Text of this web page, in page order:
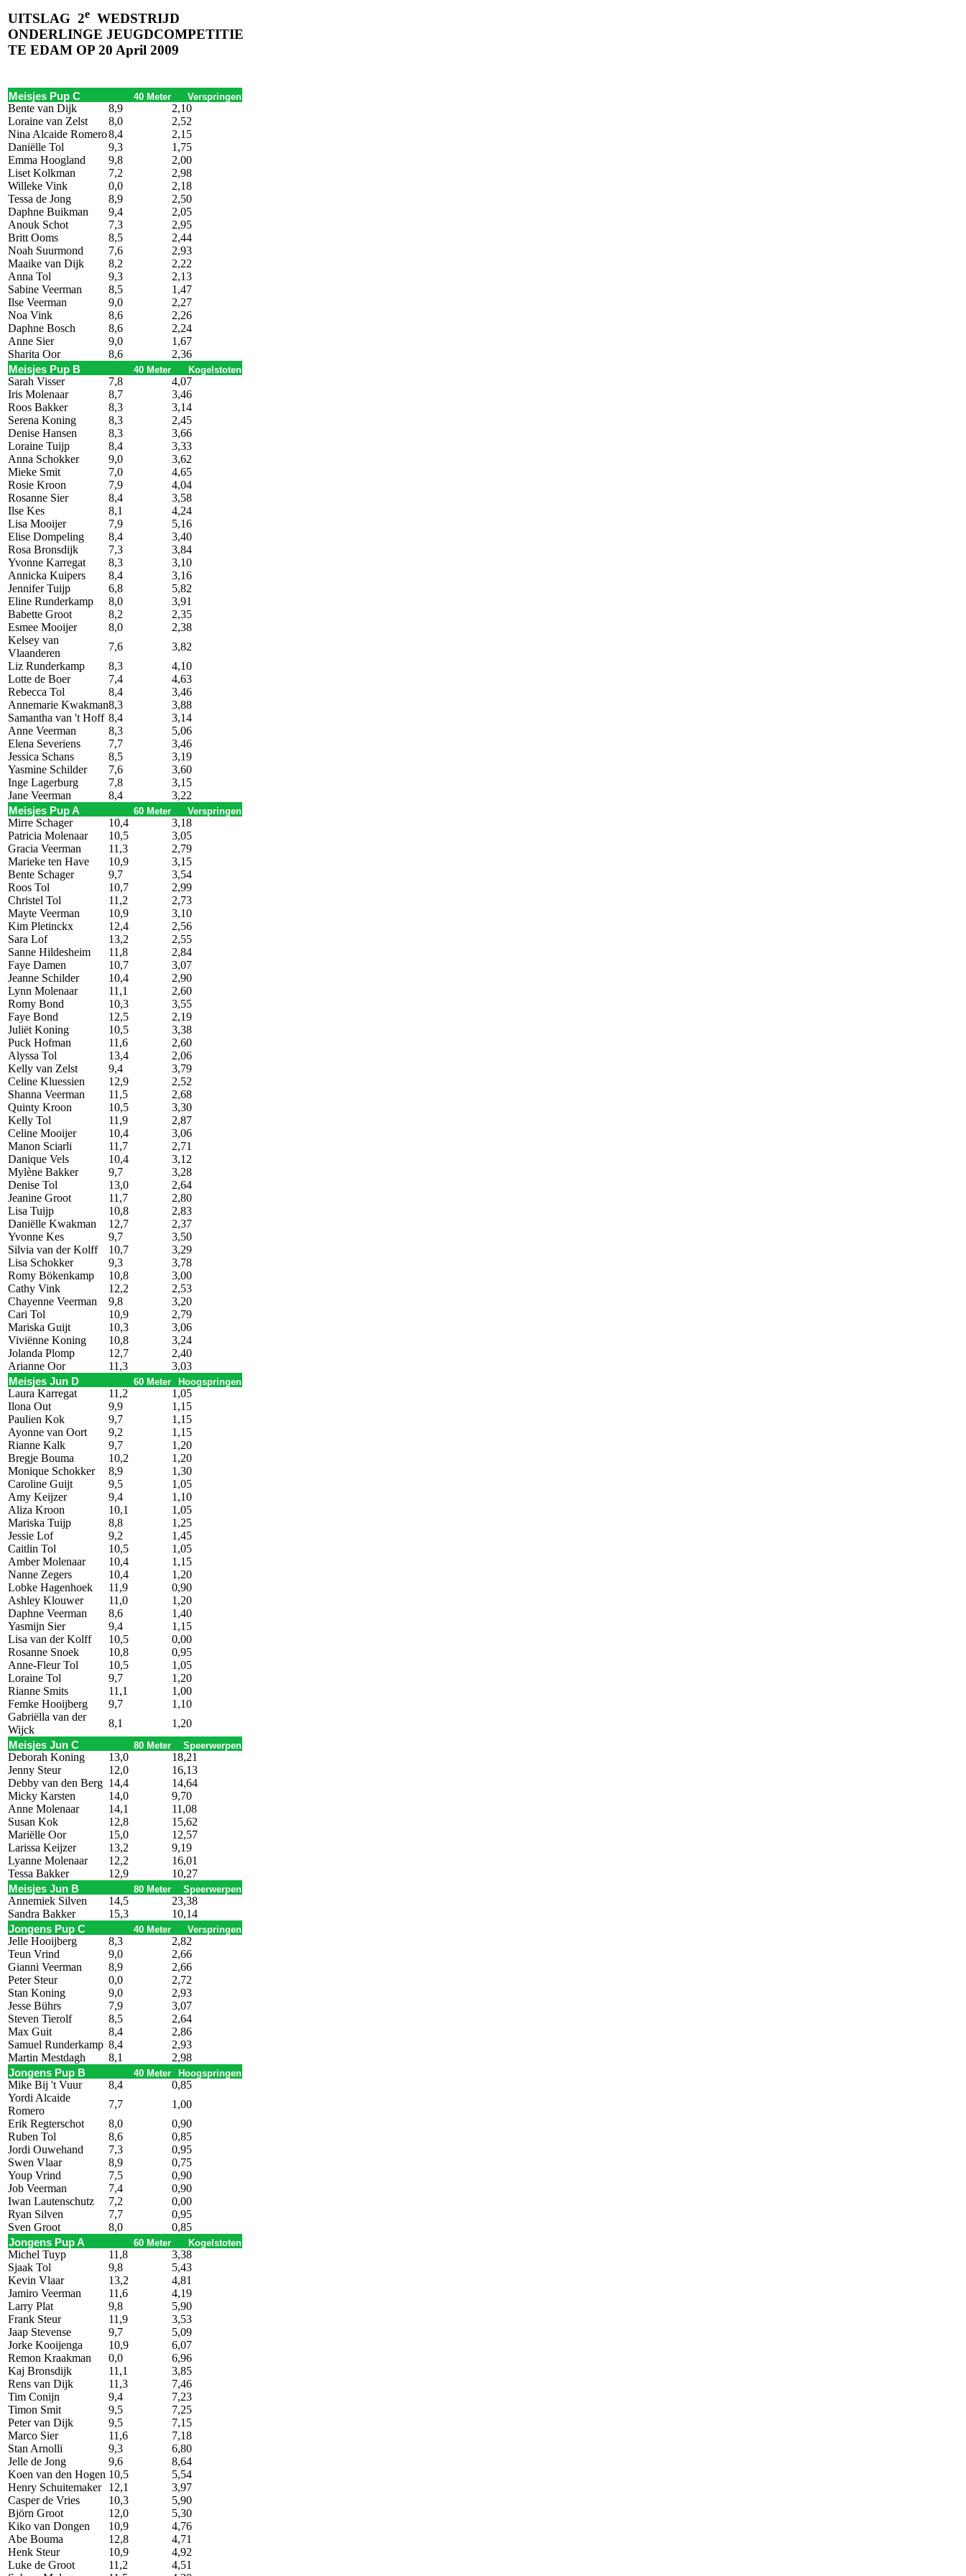
UITSLAG 2e WEDSTRIJD
ONDERLINGE JEUGDCOMPETITIE
TE EDAM OP 20 April 2009
Meisjes Pup C 40 Meter Verspringen
Bente van Dijk 8,9
2,10
Loraine van Zelst
8,0
2,52
Nina Alcaide Romero8,4
2,15
Daniëlle Tol
9,3
1,75
Emma Hoogland
9,8
2,00
Liset Kolkman
7,2
2,98
Willeke Vink
0,0
2,18
Tessa de Jong
8,9
2,50
Daphne Buikman
9,4
2,05
Anouk Schot
7,3
2,95
Britt Ooms
8,5
2,44
Noah Suurmond
7,6
2,93
Maaike van Dijk
8,2
2,22
Anna Tol
9,3
2,13
Sabine Veerman
8,5
1,47
Ilse Veerman
9,0
2,27
Noa Vink
8,6
2,26
Daphne Bosch
8,6
2,24
Anne Sier
9,0
1,67
Sharita Oor
8,6 2,36
Meisjes Pup B 40 Meter Kogelstoten
Sarah Visser 7,8
4,07
Iris Molenaar
8,7
3,46
Roos Bakker
8,3
3,14
Serena Koning
8,3
2,45
Denise Hansen
8,3
3,66
Loraine Tuijp
8,4
3,33
Anna Schokker
9,0
3,62
Mieke Smit
7,0
4,65
Rosie Kroon
7,9
4,04
Rosanne Sier
8,4
3,58
Ilse Kes
8,1
4,24
Lisa Mooijer
7,9
5,16
Elise Dompeling
8,4
3,40
Rosa Bronsdijk
7,3
3,84
Yvonne Karregat
8,3
3,10
Annicka Kuipers
8,4
3,16
Jennifer Tuijp
6,8
5,82
Eline Runderkamp
8,0
3,91
Babette Groot
8,2
2,35
Esmee Mooijer
8,0
2,38
Kelsey van
Vlaanderen
7,6
3,82
Liz Runderkamp
8,3
4,10
Lotte de Boer
7,4
4,63
Rebecca Tol
8,4
3,46
Annemarie Kwakman8,3
3,88
Samantha van 't Hoff 8,4
3,14
Anne Veerman
8,3
5,06
Elena Severiens
7,7
3,46
Jessica Schans
8,5
3,19
Yasmine Schilder
7,6
3,60
Inge Lagerburg
7,8
3,15
Jane Veerman
8,4 3,22
Meisjes Pup A 60 Meter Verspringen
Mirre Schager 10,4
3,18
Patricia Molenaar
10,5
3,05
Gracia Veerman
11,3
2,79
Marieke ten Have
10,9
3,15
Bente Schager
9,7
3,54
Roos Tol
10,7
2,99
Christel Tol
11,2
2,73
Mayte Veerman
10,9
3,10
Kim Pletinckx
12,4
2,56
Sara Lof
13,2
2,55
Sanne Hildesheim
11,8
2,84
Faye Damen
10,7
3,07
Jeanne Schilder
10,4
2,90
Lynn Molenaar
11,1
2,60
Romy Bond
10,3
3,55
Faye Bond
12,5
2,19
Juliët Koning
10,5
3,38
Puck Hofman
11,6
2,60
Alyssa Tol
13,4
2,06
Kelly van Zelst
9,4
3,79
Celine Kluessien
12,9
2,52
Shanna Veerman
11,5
2,68
Quinty Kroon
10,5
3,30
Kelly Tol
11,9
2,87
Celine Mooijer
10,4
3,06
Manon Sciarli
11,7
2,71
Danique Vels
10,4
3,12
Mylène Bakker
9,7
3,28
Denise Tol
13,0
2,64
Jeanine Groot
11,7
2,80
Lisa Tuijp
10,8
2,83
Daniëlle Kwakman
12,7
2,37
Yvonne Kes
9,7
3,50
Silvia van der Kolff
10,7
3,29
Lisa Schokker
9,3
3,78
Romy Bökenkamp
10,8
3,00
Cathy Vink
12,2
2,53
Chayenne Veerman
9,8
3,20
Cari Tol
10,9
2,79
Mariska Guijt
10,3
3,06
Viviënne Koning
10,8
3,24
Jolanda Plomp
12,7
2,40
Arianne Oor
11,3 3,03
Meisjes Jun D 60 Meter Hoogspringen
Laura Karregat 11,2
1,05
Ilona Out
9,9
1,15
Paulien Kok
9,7
1,15
Ayonne van Oort
9,2
1,15
Rianne Kalk
9,7
1,20
Bregje Bouma
10,2
1,20
Monique Schokker
8,9
1,30
Caroline Guijt
9,5
1,05
Amy Keijzer
9,4
1,10
Aliza Kroon
10,1
1,05
Mariska Tuijp
8,8
1,25
Jessie Lof
9,2
1,45
Caitlin Tol
10,5
1,05
Amber Molenaar
10,4
1,15
Nanne Zegers
10,4
1,20
Lobke Hagenhoek
11,9
0,90
Ashley Klouwer
11,0
1,20
Daphne Veerman
8,6
1,40
Yasmijn Sier
9,4
1,15
Lisa van der Kolff
10,5
0,00
Rosanne Snoek
10,8
0,95
Anne-Fleur Tol
10,5
1,05
Loraine Tol
9,7
1,20
Rianne Smits
11,1
1,00
Femke Hooijberg
9,7
1,10
Gabriëlla van der
Wijck
8,1 1,20
Meisjes Jun C 80 Meter Speerwerpen
Deborah Koning 13,0
18,21
Jenny Steur
12,0
16,13
Debby van den Berg 14,4
14,64
Micky Karsten
14,0
9,70
Anne Molenaar
14,1
11,08
Susan Kok
12,8
15,62
Mariëlle Oor
15,0
12,57
Larissa Keijzer
13,2
9,19
Lyanne Molenaar
12,2
16,01
Tessa Bakker
12,9 10,27
Meisjes Jun B 80 Meter Speerwerpen
Annemiek Silven 14,5
23,38
Sandra Bakker
15,3 10,14
Jongens Pup C 40 Meter Verspringen
Jelle Hooijberg 8,3
2,82
Teun Vrind
9,0
2,66
Gianni Veerman
8,9
2,66
Peter Steur
0,0
2,72
Stan Koning
9,0
2,93
Jesse Bührs
7,9
3,07
Steven Tierolf
8,5
2,64
Max Guit
8,4
2,86
Samuel Runderkamp 8,4
2,93
Martin Mestdagh
8,1 2,98
Jongens Pup B 40 Meter Hoogspringen
Mike Bij 't Vuur 8,4
0,85
Yordi Alcaide
Romero
7,7
1,00
Erik Regterschot
8,0
0,90
Ruben Tol
8,6
0,85
Jordi Ouwehand
7,3
0,95
Swen Vlaar
8,9
0,75
Youp Vrind
7,5
0,90
Job Veerman
7,4
0,90
Iwan Lautenschutz
7,2
0,00
Ryan Silven
7,7
0,95
Sven Groot
8,0 0,85
Jongens Pup A 60 Meter Kogelstoten
Michel Tuyp 11,8
3,38
Sjaak Tol
9,8
5,43
Kevin Vlaar
13,2
4,81
Jamiro Veerman
11,6
4,19
Larry Plat
9,8
5,90
Frank Steur
11,9
3,53
Jaap Stevense
9,7
5,09
Jorke Kooijenga
10,9
6,07
Remon Kraakman
0,0
6,96
Kaj Bronsdijk
11,1
3,85
Rens van Dijk
11,3
7,46
Tim Conijn
9,4
7,23
Timon Smit
9,5
7,25
Peter van Dijk
9,5
7,15
Marco Sier
11,6
7,18
Stan Arnolli
9,3
6,80
Jelle de Jong
9,6
8,64
Koen van den Hogen 10,5
5,54
Henry Schuitemaker
12,1
3,97
Casper de Vries
10,3
5,90
Björn Groot
12,0
5,30
Kiko van Dongen
10,9
4,76
Abe Bouma
12,8
4,71
Henk Steur
10,9
4,92
Luke de Groot
11,2
4,51